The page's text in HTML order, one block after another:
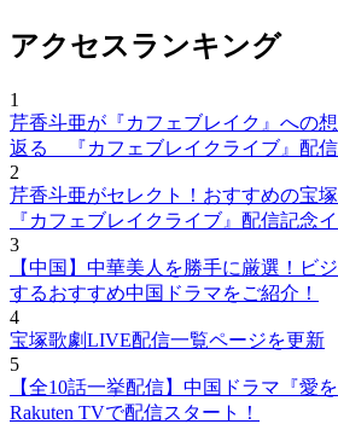
アクセスランキング
1
芹香斗亜が『カフェブレイク』への
返る 『カフェブレイクライブ』配
2
芹香斗亜がセレクト！おすすめの宝
『カフェブレイクライブ』配信記念
3
【中国】中華美人を勝手に厳選！ビ
するおすすめ中国ドラマをご紹介！
4
宝塚歌劇LIVE配信一覧ページを更新
5
【全10話一挙配信】中国ドラマ『愛
Rakuten TVで配信スタート！